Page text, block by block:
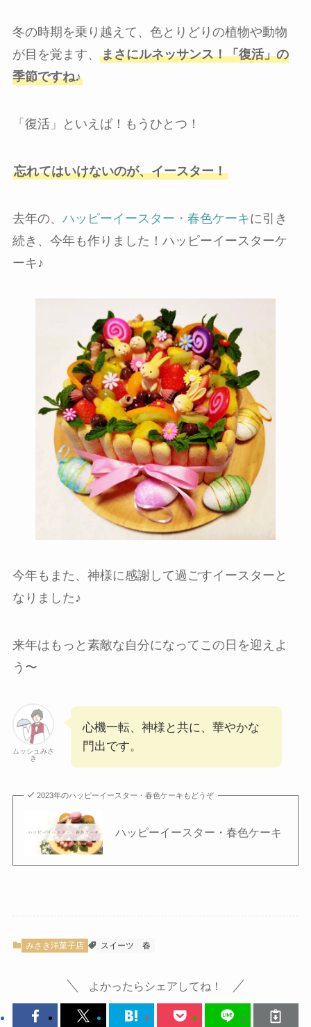
冬の時期を乗り越えて、色とりどりの植物や動物
が目を覚ます、 まさにルネッサンス！「復活」の
季節ですね♪
「復活」といえば！もうひとつ！
忘れてはいけないのが、イースター！
去年の、 ハッピーイースター・春色ケーキに引き
続き、今年も作りました！ハッピーイースターケ
ーキ♪
今年もまた、神様に感謝して過ごすイースターと
なりました♪
来年はもっと素敵な自分になってこの日を迎えよ
う〜
ムッシュみさ
き
心機一転、神様と共に、華やかな
門出です。
2023年のハッピーイースター・春色ケーキもどうぞ
ハッピーイースター・春色ケーキ
みさき洋菓子店 スイーツ 春
よかったらシェアしてね！